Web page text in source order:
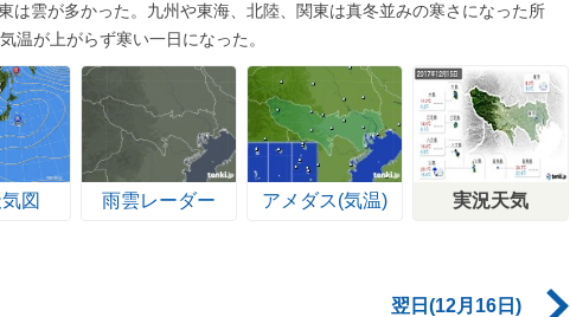
は雲が多かった。九州や東海、北陸、関東は真冬並みの寒さになった所
温が上がらず寒い一日になった。
図 雨雲レーダー アメダス(気温) 実況天気
翌日(12月16日)